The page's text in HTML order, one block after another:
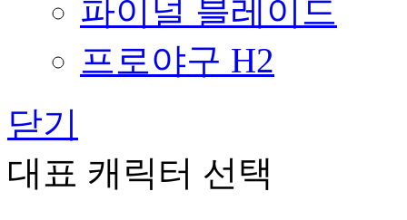
파이널 블레이드
프로야구 H2
닫기
대표 캐릭터 선택